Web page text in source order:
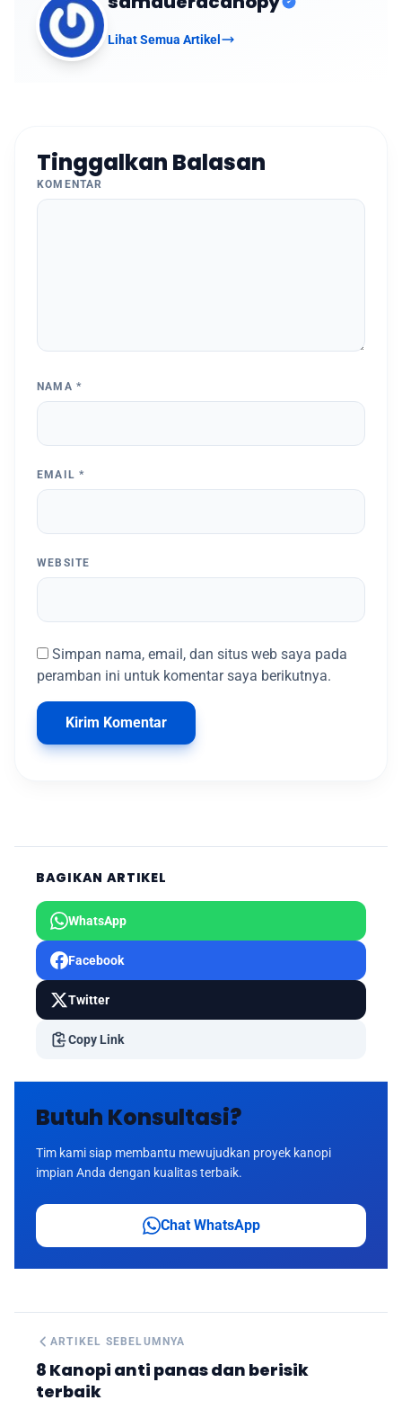
Lihat Semua Artikel
Tinggalkan Balasan
KOMENTAR
NAMA *
EMAIL*
WEBSITE
Simpan nama, email, dan situs web saya pada
peramban ini untuk komentar saya berikutnya.
Kirim Komentar
BAGIKAN ARTIKEL
WhatsApp
Facebook
Twitter
Copy Link
Butuh Konsultasi?
Tim kami siap membantu mewujudkan proyek kanopi
impian Anda dengan kualitas terbaik.
Chat WhatsApp
ARTIKEL SEBELUMNYA
8 Kanopi anti panas dan berisik
terbaik